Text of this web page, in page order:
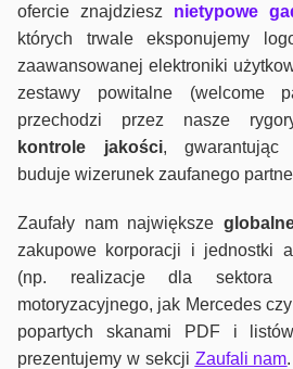
ofercie znajdziesz nietypowe
których trwale eksponujemy
zaawansowanej elektroniki
zestawy powitalne (welcome
przechodzi przez nasze
kontrole jakości, gwarantując
buduje wizerunek zaufanego
Zaufały nam największe
zakupowe korporacji i jednostki
(np. realizacje dla sektora
motoryzacyjnego, jak Mercedes
popartych skanami PDF i
prezentujemy w sekcji Zaufali nam